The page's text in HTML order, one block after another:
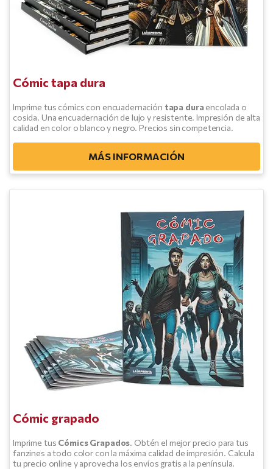
Cómic tapa dura
Imprime tus cómics con encuadernación tapa dura encolada o
cosida. Una encuadernación de lujo y resistente. Impresión de alta
calidad en color o blanco y negro. Precios sin competencia.
MÁS INFORMACIÓN
Cómic grapado
Imprime tus Cómics Grapados. Obtén el mejor precio para tus
fanzines a todo color con la máxima calidad de impresión. Calcula
tu precio online y aprovecha los envíos gratis a la península.